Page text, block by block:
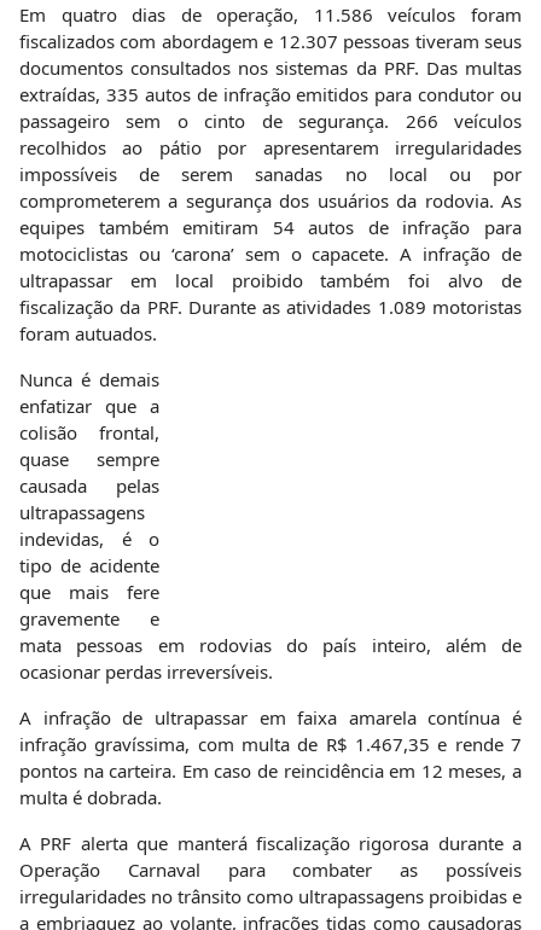
Em quatro dias de operação, 11.586 veículos foram
fiscalizados com abordagem e 12.307 pessoas tiveram seus
documentos consultados nos sistemas da PRF. Das multas
extraídas, 335 autos de infração emitidos para condutor ou
passageiro sem o cinto de segurança. 266 veículos
recolhidos ao pátio por apresentarem irregularidades
impossíveis de serem sanadas no local ou por
comprometerem a segurança dos usuários da rodovia. As
equipes também emitiram 54 autos de infração para
motociclistas ou ‘carona’ sem o capacete. A infração de
ultrapassar em local proibido também foi alvo de
fiscalização da PRF. Durante as atividades 1.089 motoristas
foram autuados.
Nunca é demais enfatizar que a colisão frontal, quase
sempre causada pelas ultrapassagens indevidas, é o tipo de
acidente que mais fere gravemente e mata pessoas em
rodovias do país inteiro, além de ocasionar perdas
irreversíveis.
A infração de ultrapassar em faixa amarela contínua é
infração gravíssima, com multa de R$ 1.467,35 e rende 7
pontos na carteira. Em caso de reincidência em 12 meses, a
multa é dobrada.
A PRF alerta que manterá fiscalização rigorosa durante a
Operação Carnaval para combater as possíveis
irregularidades no trânsito como ultrapassagens proibidas e
a embriaguez ao volante, infrações tidas como causadoras
de acidentes graves e muitas vezes fatais. Fiscalizações
específicas em veículos de carga e motocicletas, também
Qualquer usuário que presenciar situação de risco ou
imprudência nas rodovias federais pode acionar a PRF
através do telefone de emergência 191.